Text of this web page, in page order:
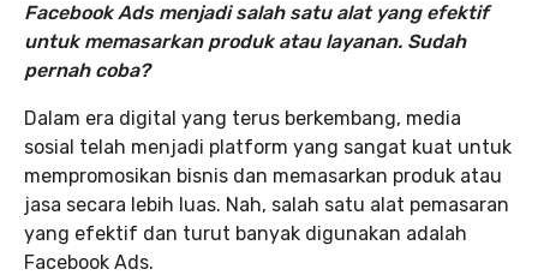
Facebook Ads menjadi salah satu alat yang efektif
untuk memasarkan produk atau layanan. Sudah
pernah coba?
Dalam era digital yang terus berkembang, media
sosial telah menjadi platform yang sangat kuat untuk
mempromosikan bisnis dan memasarkan produk atau
jasa secara lebih luas. Nah, salah satu alat pemasaran
yang efektif dan turut banyak digunakan adalah
Facebook Ads.